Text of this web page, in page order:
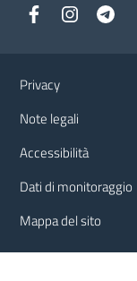
Privacy
Note legali
Accessibilità
Dati di monitoraggio
Mappa del sito